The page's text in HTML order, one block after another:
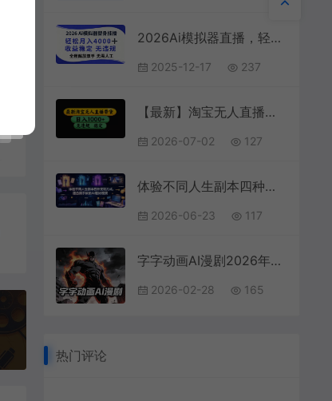
2026Ai模拟器直播，轻松月入4000+，解放双手 无需人工！
2025-12-17 237
【最新】淘宝无人直播：不违规、不封号，直播42小时狂卖14万，下半年流量起飞，还能批量矩阵操作！
2026-07-02 127
体验不同人生副本四种变现方式，适合新手做的AI题材视频
2026-06-23 117
字字动画AI漫剧2026年第1期系统课程，小白看完就能学会实操的漫剧课，单人月收1-3W
2026-02-28 165
热门评论